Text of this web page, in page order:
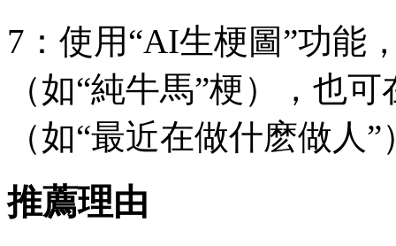
7：使用“AI生梗圖”功能
（如“純牛馬”梗），也
（如“最近在做什麽做人
推薦理由